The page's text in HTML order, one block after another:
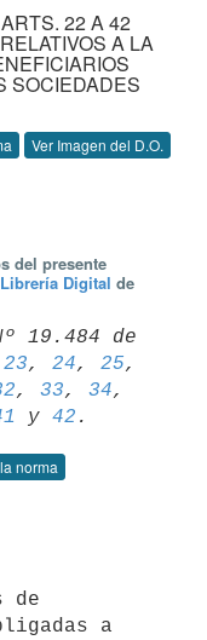
22 A 42
A LA
SOCIEDADES
Ver Imagen del D.O.
del presente
Librería Digital de
19.484 de
23, 24, 25
, 33, 34
y 42
norma
a